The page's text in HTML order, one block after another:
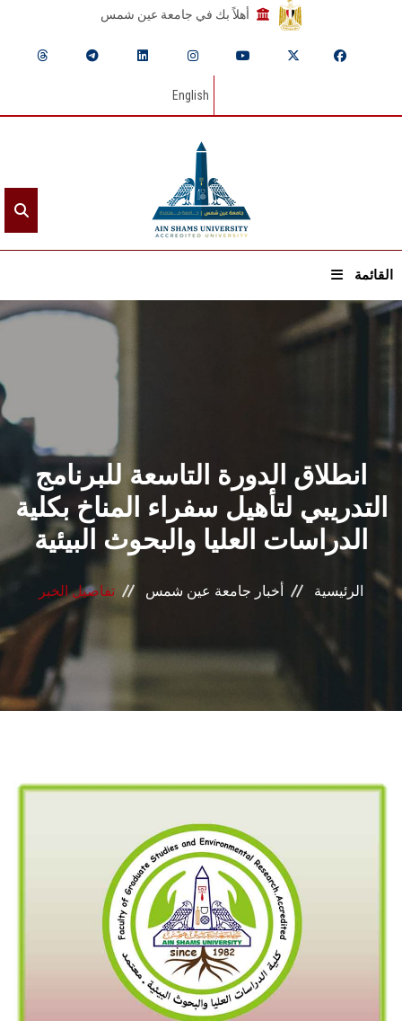
أهلاً بك في جامعة عين شمس
English
القائمة
الرئيسيـة
القطاعـات
الشئون الأكاديمية
البحث العلمي
المراكز والوحدات
الأنظمة الذكية
انطلاق الدورة التاسعة للبرنامج
التدريبي لتأهيل سفراء المناخ بكلية
الدراسات العليا والبحوث البيئية
الرئيسية أخبار جامعة عين شمس تفاصيل الخبر